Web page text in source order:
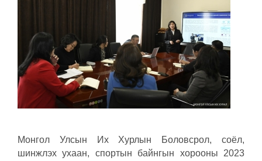
Монгол Улсын Их Хурлын Боловсрол, соёл,
шинжлэх ухаан, спортын байнгын хорооны 2023